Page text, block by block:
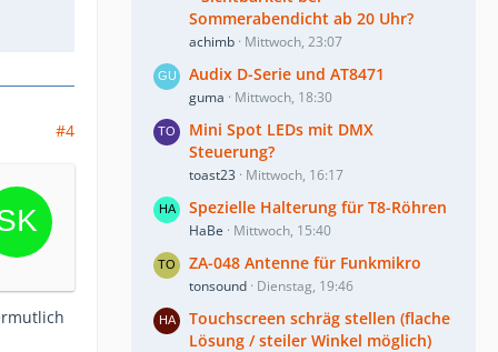
#4
Sommerabendicht ab 20 Uhr?
achimb Mittwoch, 23:07
Audix D-Serie und AT8471
guma Mittwoch, 18:30
Mini Spot LEDs mit DMX
Steuerung?
toast23 Mittwoch, 16:17
Spezielle Halterung für T8-Röhren
HaBe Mittwoch, 15:40
ZA-048 Antenne für Funkmikro
tonsound Dienstag, 19:46
Touchscreen schräg stellen (flache
Lösung / steiler Winkel möglich)